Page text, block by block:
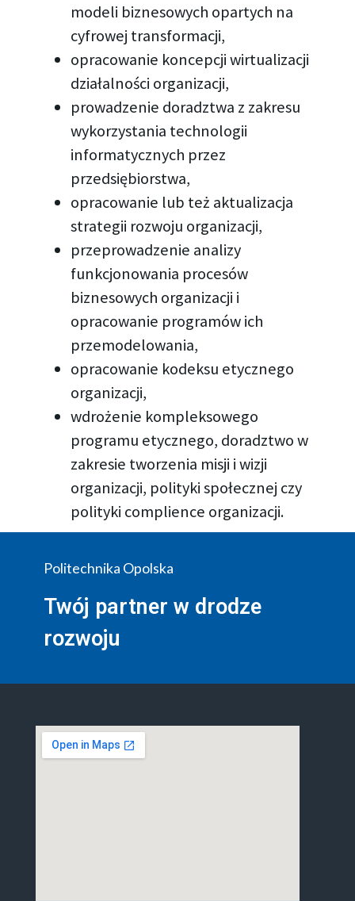
modeli biznesowych opartych na
cyfrowej transformacji,
opracowanie koncepcji wirtualizacji
działalności organizacji,
prowadzenie doradztwa z zakresu
wykorzystania technologii
informatycznych przez
przedsiębiorstwa,
opracowanie lub też aktualizacja
strategii rozwoju organizacji,
przeprowadzenie analizy
funkcjonowania procesów
biznesowych organizacji i
opracowanie programów ich
przemodelowania,
opracowanie kodeksu etycznego
organizacji,
wdrożenie kompleksowego
programu etycznego, doradztwo w
zakresie tworzenia misji i wizji
organizacji, polityki społecznej czy
polityki complience organizacji.
Politechnika Opolska
Twój partner w drodze
rozwoju